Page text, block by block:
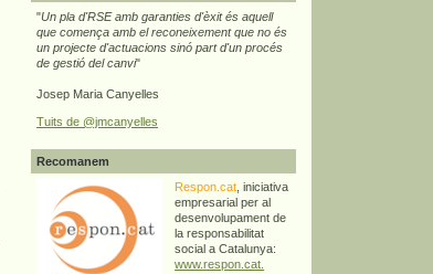
"Un pla d'RSE amb garanties d'èxit és aquell
que comença amb el reconeixement que no és
un projecte d'actuacions sinó part d'un procés
de gestió del canvi"
Josep Maria Canyelles
Tuits de @jmcanyelles
Recomanem
Respon.cat , iniciativa
empresarial per al
desenvolupament de
la responsabilitat
social a Catalunya:
www.respon.cat.